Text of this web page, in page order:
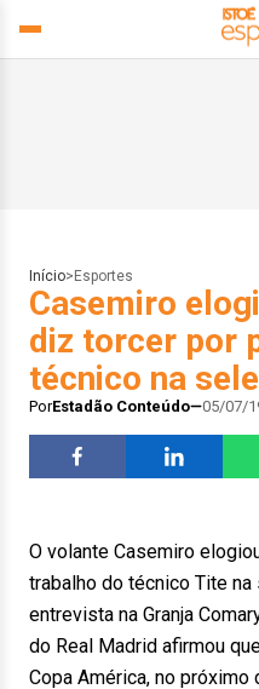
Início> Esportes
Casemiro
diz torcer por
técnico na
PorEstadão Conteúdo 05/07/
O volante Casemiro
trabalho do técnico Tite
entrevista na Granja
do Real Madrid afirmou
Copa América, no